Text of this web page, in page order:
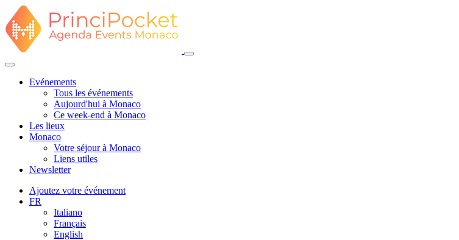
Evénements
Tous les événements
Aujourd'hui à Monaco
Ce week-end à Monaco
Les lieux
Monaco
Votre séjour à Monaco
Liens utiles
Newsletter
Ajoutez votre événement
FR
Italiano
Français
English